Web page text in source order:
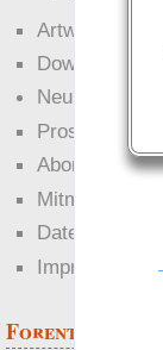
Artwork
Downloads
Neuigkeiten
Prosa
Abonnieren
Mitmachen
Datenschutz
Impressum
Forenthemen